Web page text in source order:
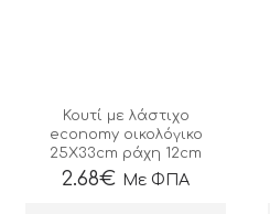
Κουτί με λάστιχο
economy οικολόγικο
25Χ33cm ράχη 12cm
2.68€ Με ΦΠΑ